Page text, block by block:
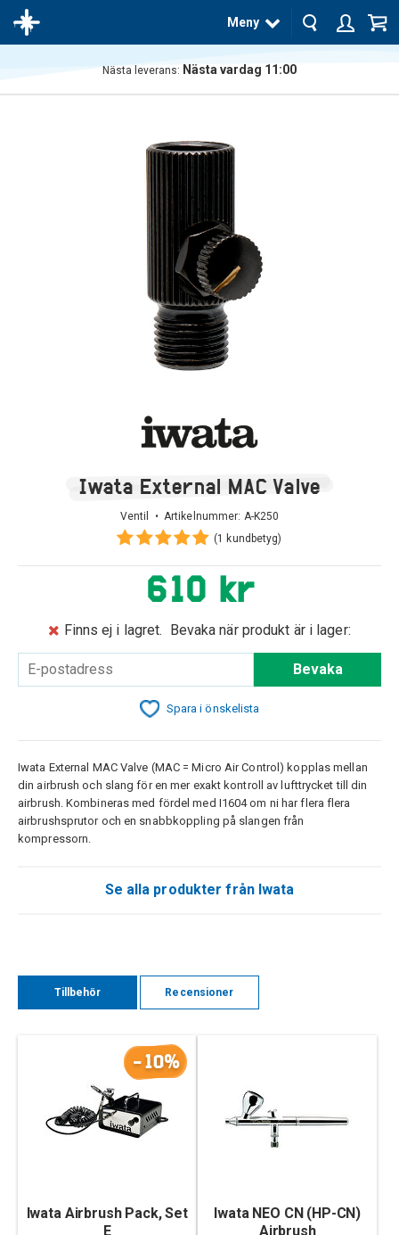
Meny
Nästa leverans: Nästa vardag 11:00
Iwata External MAC Valve
Ventil • Artikelnummer: A-K250
(1 kundbetyg)
610 kr
Finns ej i lagret. Bevaka när produkt är i lager:
Bevaka
Spara i önskelista
Iwata External MAC Valve (MAC = Micro Air Control) kopplas mellan
din airbrush och slang för en mer exakt kontroll av lufttrycket till din
airbrush. Kombineras med fördel med I1604 om ni har flera flera
airbrushsprutor och en snabbkoppling på slangen från
kompressorn.
Se alla produkter från Iwata
Tillbehör Recensioner
-10%
Iwata Airbrush Pack, Set
E
Iwata NEO CN (HP-CN)
Airbrush